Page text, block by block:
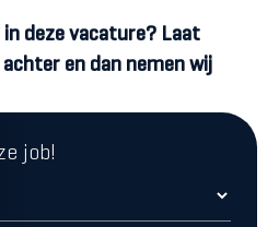
deze vacature? Laat
en dan nemen wij
job!